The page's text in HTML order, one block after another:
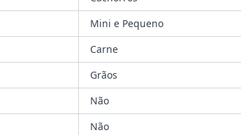
Mini e Pequeno
Carne
Grãos
Não
Não